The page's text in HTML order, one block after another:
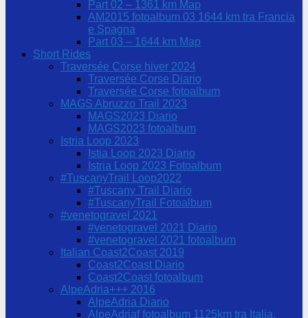
Part 02 – 1361 km Map
AM2015 fotoalbum 03 1644 km tra Francia
e Spagna
Part 03 – 1644 km Map
Short Rides
Traversée Corse hiver 2024
Traversée Corse Diario
Traversée Corse fotoalbum
MAGS Abruzzo Trail 2023
MAGS2023 Diario
MAGS2023 fotoalbum
Istria Loop 2023
Istia Loop 2023 Diario
Istria Loop 2023 Fotoalbum
#TuscanyTrail Loop2022
#Tuscany Trail Diario
#TuscanyTrail Fotoalbum
#venetogravel 2021
#venetogravel 2021 Diario
#venetogravel 2021 fotoalbum
Italian Coast2Coast 2019
Coast2Coast Diario
Coast2Coast fotoalbum
AlpeAdria+++ 2016
AlpeAdria Diario
AlpeAdriaf fotoalbum 1125km tra Italia,